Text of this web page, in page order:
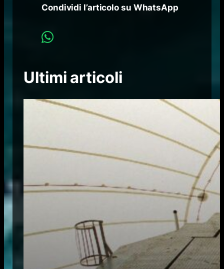
Condividi l’articolo su WhatsApp
Ultimi articoli